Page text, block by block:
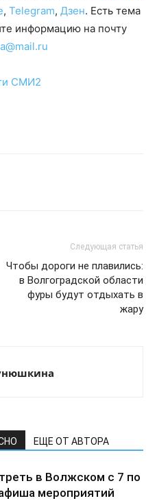
, Telegram, Дзен. Есть тема
информацию на почту
СМИ2
Следующая статья
Чтобы дороги не плавились:
в Волгоградской области
фуры будут отдыхать в
жару
ЕЩЕ ОТ АВТОРА
в Волжском с 7 по
мероприятий